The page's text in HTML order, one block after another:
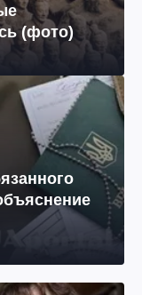
(фото)